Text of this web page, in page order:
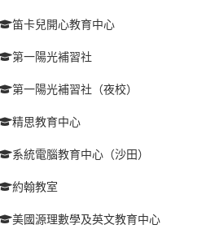
笛卡兒開心教育中心
第一陽光補習社
第一陽光補習社（夜校）
精思教育中心
系統電腦教育中心（沙田）
約翰教室
美國源理數學及英文教育中心